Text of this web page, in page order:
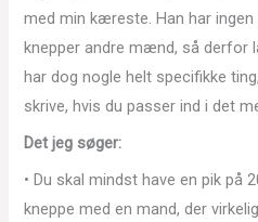
med min kæreste. Han har
knepper andre mænd, så derfor
har dog nogle helt specifikke
skrive, hvis du passer ind i det
Det jeg søger:
• Du skal mindst have en pik på
kneppe med en mand, der